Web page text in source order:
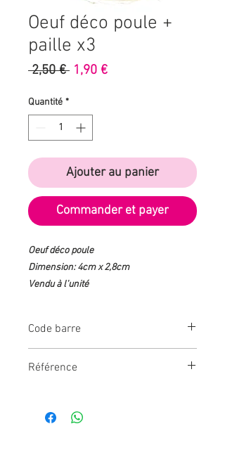
Oeuf déco poule +
paille x3
2,50 € Prix
1,90 €Prix
Quantité *
Ajouter au panier
Commander et payer
Oeuf déco poule
Dimension: 4cm x 2,8cm
Vendu à l'unité
Code barre
Référence